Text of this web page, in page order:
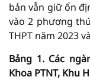
bản vẫn giữ ổn
vào 2 phương
THPT năm 2023
Bảng 1. Các
Khoa PTNT, Khu